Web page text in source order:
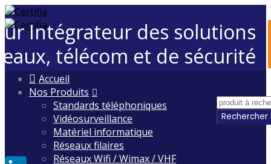
Intégrateur des solutions
télécom et de sécurité
Skip
Accueil
Nos Produits
Standards téléphoniques
Vidéosurveillance
Matériel informatique
Réseaux filaires
Réseaux Wifi / Wimax / VHF